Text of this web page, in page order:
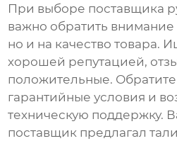
При выборе поставщика
важно обратить внимание
но и на качество товара.
хорошей репутацией,
положительные.
гарантийные условия и
техническую поддержку.
поставщик предлагал